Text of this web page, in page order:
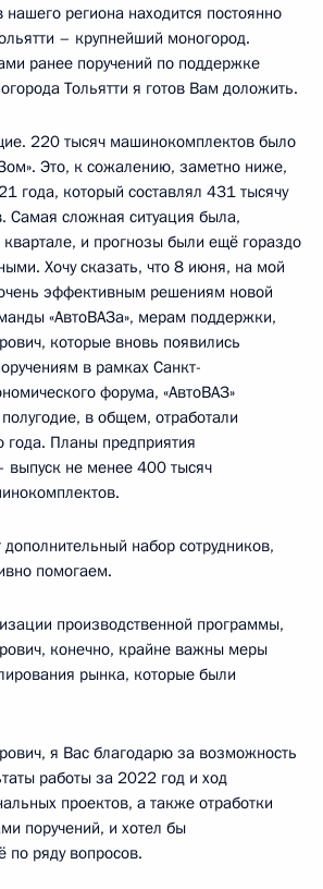
нашего региона находится постоянно
– крупнейший моногород.
ранее поручений по поддержке
Тольятти я готов Вам доложить.
220 тысяч машинокомплектов было
Это, к сожалению, заметно ниже,
года, который составлял 431 тысячу
Самая сложная ситуация была,
и прогнозы были ещё гораздо
Хочу сказать, что 8 июня, на мой
эффективным решениям новой
«АвтоВАЗа», мерам поддержки,
которые вновь появились
в рамках Санкт-
форума, «АвтоВАЗ»
в общем, отработали
года. Планы предприятия
выпуск не менее 400 тысяч
дополнительный набор сотрудников,
помогаем.
производственной программы,
конечно, крайне важны меры
рынка, которые были
я Вас благодарю за возможность
работы за 2022 год и ход
проектов, а также отработки
поручений, и хотел бы
по ряду вопросов.